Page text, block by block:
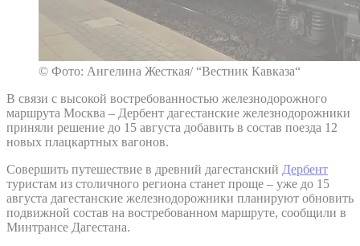
© Фото: Ангелина Жесткая/ “Вестник Кавказа“
В связи с высокой востребованностью железнодорожного
маршрута Москва – Дербент дагестанские железнодорожники
приняли решение до 15 августа добавить в состав поезда 12
новых плацкартных вагонов.
Совершить путешествие в древний дагестанский Дербент
туристам из столичного региона станет проще – уже до 15
августа дагестанские железнодорожники планируют обновить
подвижной состав на востребованном маршруте, сообщили в
Минтрансе Дагестана.